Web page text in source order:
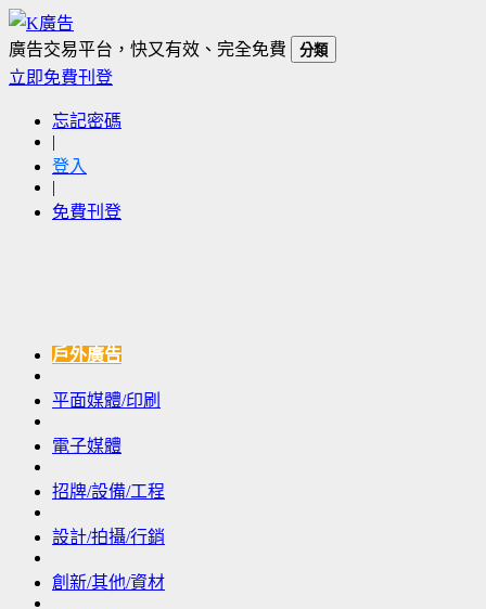
廣告交易平台，快又有效、完全免費 分類
立即免費刊登
忘記密碼
|
登入
|
免費刊登
戶外廣告
平面媒體/印刷
電子媒體
招牌/設備/工程
設計/拍攝/行銷
創新/其他/資材